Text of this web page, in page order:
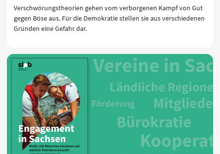
Verschwörungstheorien gehen vom verborgenen Kampf von Gut
gegen Böse aus. Für die Demokratie stellen sie aus verschiedenen
Gründen eine Gefahr dar.